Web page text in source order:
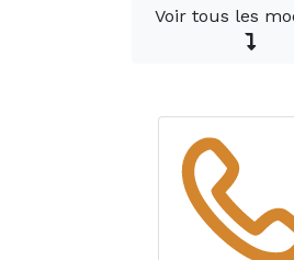
Voir tous les